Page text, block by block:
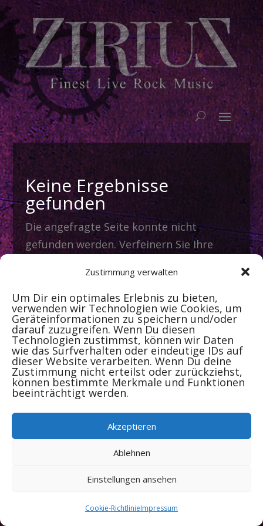
Zustimmung verwalten
Um Dir ein optimales Erlebnis zu bieten,
verwenden wir Technologien wie Cookies, um
Geräteinformationen zu speichern und/oder
darauf zuzugreifen. Wenn Du diesen
Technologien zustimmst, können wir Daten
wie das Surfverhalten oder eindeutige IDs auf
dieser Website verarbeiten. Wenn Du deine
Zustimmung nicht erteilst oder zurückziehst,
können bestimmte Merkmale und Funktionen
beeinträchtigt werden.
Akzeptieren
Ablehnen
Einstellungen ansehen
Cookie-RichtlinieImpressum
Keine Ergebnisse
gefunden
Die angefragte Seite konnte nicht
gefunden werden. Verfeinern Sie Ihre
oben, um den Beitrag zu finden.
Newsletter Veranstalter
Impressum
Log In
Cookie-Richtlinie (EU)
(c) 2025 by ZiriuZ Music